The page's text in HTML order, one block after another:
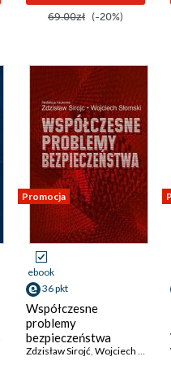
69.00zł (-20%)
Promocja
ebook
36 pkt
Współczesne
problemy
bezpieczeństwa
Zdzisław Sirojć, Wojciech Słomski